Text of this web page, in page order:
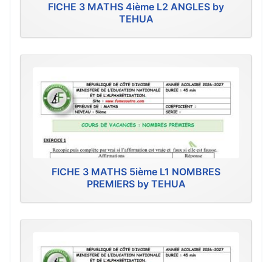
FICHE 3 MATHS 4ième L2 ANGLES by
TEHUA
FICHE 3 MATHS 5ième L1 NOMBRES
PREMIERS by TEHUA